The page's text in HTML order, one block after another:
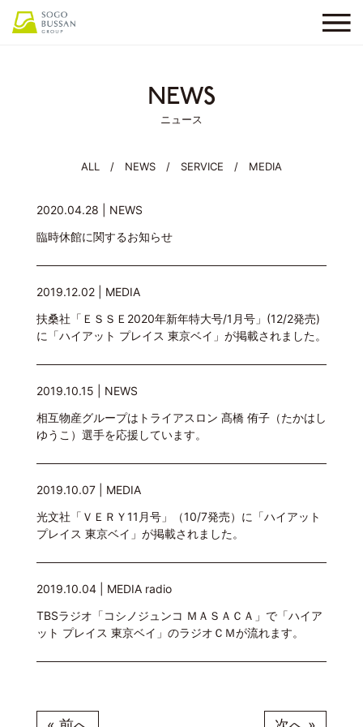
NEWS
ニュース
ALL / NEWS/ SERVICE / MEDIA
2020.04.28 | NEWS
臨時休館に関するお知らせ
2019.12.02 | MEDIA
扶桑社「ＥＳＳＥ2020年新年特大号/1月号」(12/2発売)
に「ハイアット プレイス 東京ベイ」が掲載されました。
2019.10.15 | NEWS
相互物産グループはトライアスロン 髙橋 侑子（たかはし
ゆうこ）選手を応援しています。
2019.10.07 | MEDIA
光文社「ＶＥＲＹ11月号」（10/7発売）に「ハイアット
プレイス 東京ベイ」が掲載されました。
2019.10.04 | MEDIA radio
TBSラジオ「コシノジュンコ ＭＡＳＡＣＡ」で「ハイア
ット プレイス 東京ベイ」のラジオＣＭが流れます。